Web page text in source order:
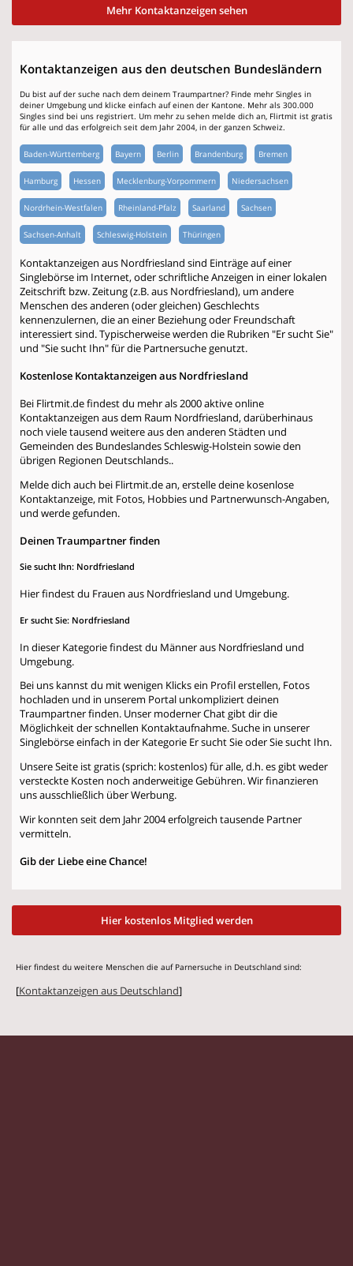
Mehr Kontaktanzeigen sehen
Kontaktanzeigen aus den deutschen Bundesländern
Du bist auf der suche nach dem deinem Traumpartner? Finde mehr Singles in
deiner Umgebung und klicke einfach auf einen der Kantone. Mehr als 300.000
Singles sind bei uns registriert. Um mehr zu sehen melde dich an, Flirtmit ist gratis
für alle und das erfolgreich seit dem Jahr 2004, in der ganzen Schweiz.
Baden-Württemberg Bayern Berlin Brandenburg Bremen
Hamburg Hessen Mecklenburg-Vorpommern Niedersachsen
Nordrhein-Westfalen Rheinland-Pfalz Saarland Sachsen
Sachsen-Anhalt Schleswig-Holstein Thüringen
Kontaktanzeigen aus Nordfriesland sind Einträge auf einer
Singlebörse im Internet, oder schriftliche Anzeigen in einer lokalen
Zeitschrift bzw. Zeitung (z.B. aus Nordfriesland), um andere
Menschen des anderen (oder gleichen) Geschlechts
kennenzulernen, die an einer Beziehung oder Freundschaft
interessiert sind. Typischerweise werden die Rubriken "Er sucht Sie"
und "Sie sucht Ihn" für die Partnersuche genutzt.
Kostenlose Kontaktanzeigen aus Nordfriesland
Bei Flirtmit.de findest du mehr als 2000 aktive online
Kontaktanzeigen aus dem Raum Nordfriesland, darüberhinaus
noch viele tausend weitere aus den anderen Städten und
Gemeinden des Bundeslandes Schleswig-Holstein sowie den
übrigen Regionen Deutschlands..
Melde dich auch bei Flirtmit.de an, erstelle deine kosenlose
Kontaktanzeige, mit Fotos, Hobbies und Partnerwunsch-Angaben,
und werde gefunden.
Deinen Traumpartner finden
Sie sucht Ihn: Nordfriesland
Hier findest du Frauen aus Nordfriesland und Umgebung.
Er sucht Sie: Nordfriesland
In dieser Kategorie findest du Männer aus Nordfriesland und
Umgebung.
Bei uns kannst du mit wenigen Klicks ein Profil erstellen, Fotos
hochladen und in unserem Portal unkompliziert deinen
Traumpartner finden. Unser moderner Chat gibt dir die
Möglichkeit der schnellen Kontaktaufnahme. Suche in unserer
Singlebörse einfach in der Kategorie Er sucht SieoderSie sucht Ihn.
Unsere Seite ist gratis (sprich: kostenlos) für alle, d.h. es gibt weder
versteckte Kosten noch anderweitige Gebühren. Wir finanzieren
uns ausschließlich über Werbung.
Wir konnten seit dem Jahr 2004 erfolgreich tausende Partner
vermitteln.
Gib der Liebe eine Chance!
Hier kostenlos Mitglied werden
Hier findest du weitere Menschen die auf Parnersuche in Deutschland sind:
[Kontaktanzeigen aus Deutschland]